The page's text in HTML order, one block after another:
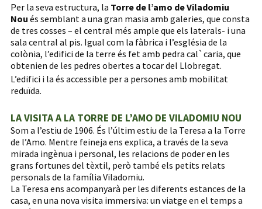
Per la seva estructura, la Torre de l’amo de Viladomiu
Nou és semblant a una gran masia amb galeries, que consta
de tres cosses – el central més ample que els laterals- i una
sala central al pis. Igual com la fàbrica i l’església de la
colònia, l’edifici de la terre és fet amb pedra cal`caria, que
obtenien de les pedres obertes a tocar del Llobregat.
L’edifici i la és accessible per a persones amb mobilitat
reduïda.
LA VISITA A LA TORRE DE L’AMO DE VILADOMIU NOU
Som a l’estiu de 1906. És l’últim estiu de la Teresa a la Torre
de l’Amo. Mentre feineja ens explica, a través de la seva
mirada ingènua i personal, les relacions de poder en les
grans fortunes del tèxtil, però també els petits relats
personals de la família Viladomiu.
La Teresa ens acompanyarà per les diferents estances de la
casa, en una nova visita immersiva: un viatge en el temps a